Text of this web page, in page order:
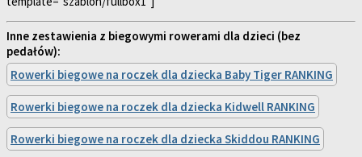
Inne zestawienia z biegowymi rowerami dla dzieci (bez
pedałów):
Rowerki biegowe na roczek dla dziecka Baby Tiger RANKING
Rowerki biegowe na roczek dla dziecka Kidwell RANKING
Rowerki biegowe na roczek dla dziecka Skiddou RANKING